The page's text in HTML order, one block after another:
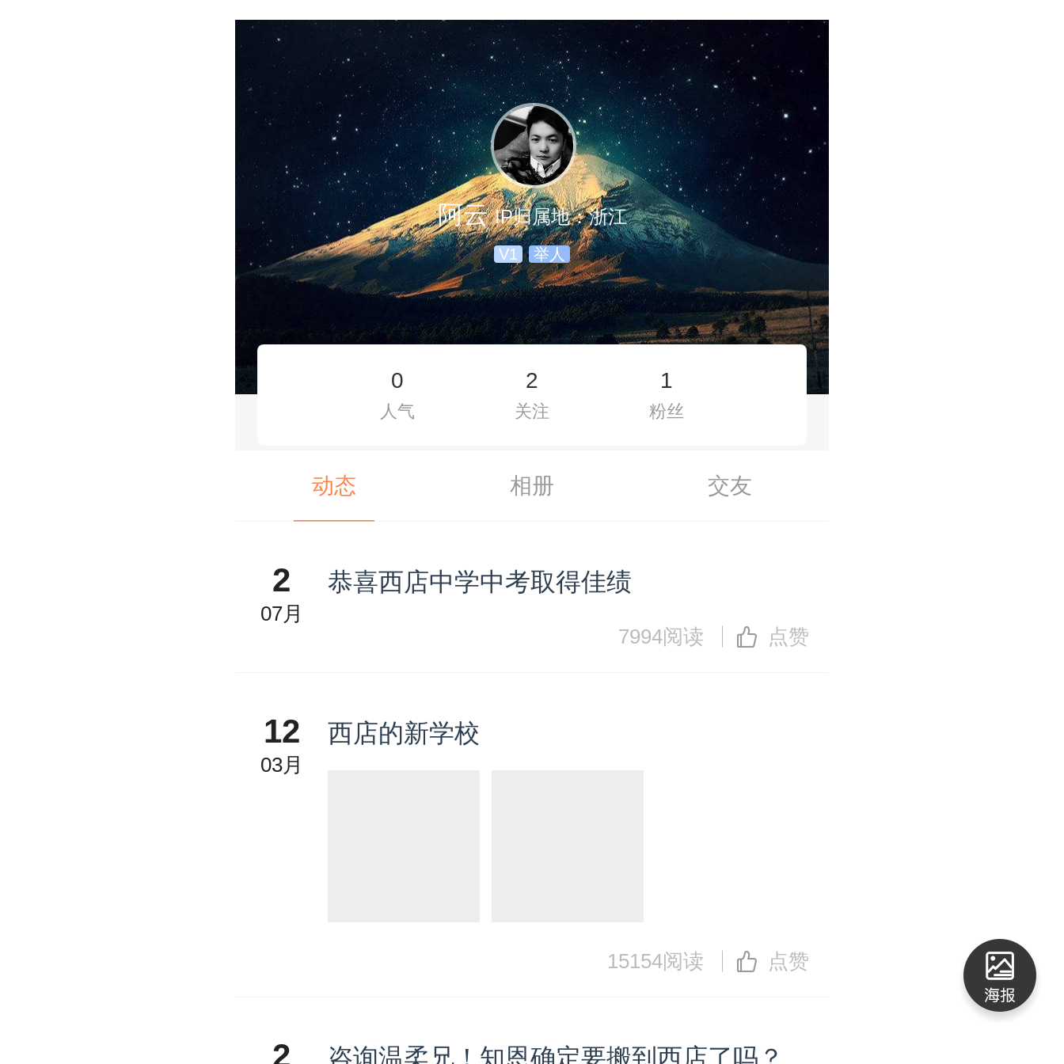
阿云 IP归属地：浙江
V1 举人
0
人气
2
关注
1
粉丝
动态 相册 交友
2
07月
恭喜西店中学中考取得佳绩
7994阅读 点赞
12
03月
西店的新学校
15154阅读 点赞
2 咨询温柔兄！知恩确定要搬到西店了吗？